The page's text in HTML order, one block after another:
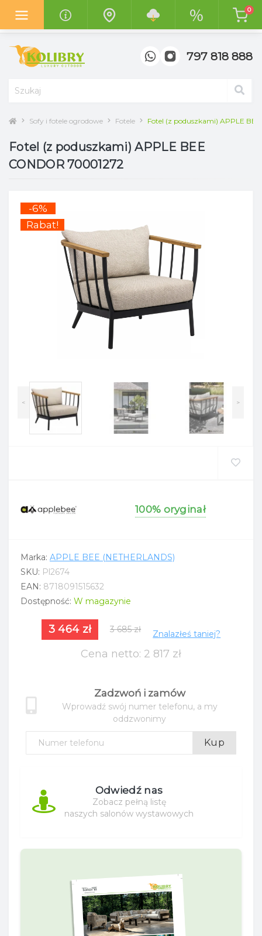
Z radością informujemy o otwarciunowego salonu "Kolibry
Garden"
w centrum handlowym "Top Meble" w Poznaniu.
0
797 818 888
Sofy i fotele ogrodowe Fotele Fotel (z poduszkami) APPLE
Fotel (z poduszkami) APPLE BEE
CONDOR 70001272
-6%
Rabat!
< >
100% oryginał
Marka: APPLE BEE (NETHERLANDS)
SKU: Pl2674
EAN: 8718091515632
Dostępność: W magazynie
3 464 zł 3 685 zł Znalazłeś taniej?
Cena netto: 2 817 zł
Zadzwoń i zamów
Wprowadź swój numer telefonu, a my
oddzwonimy
Kup
Odwiedź nas
Zobacz pełną listę
naszych salonów wystawowych